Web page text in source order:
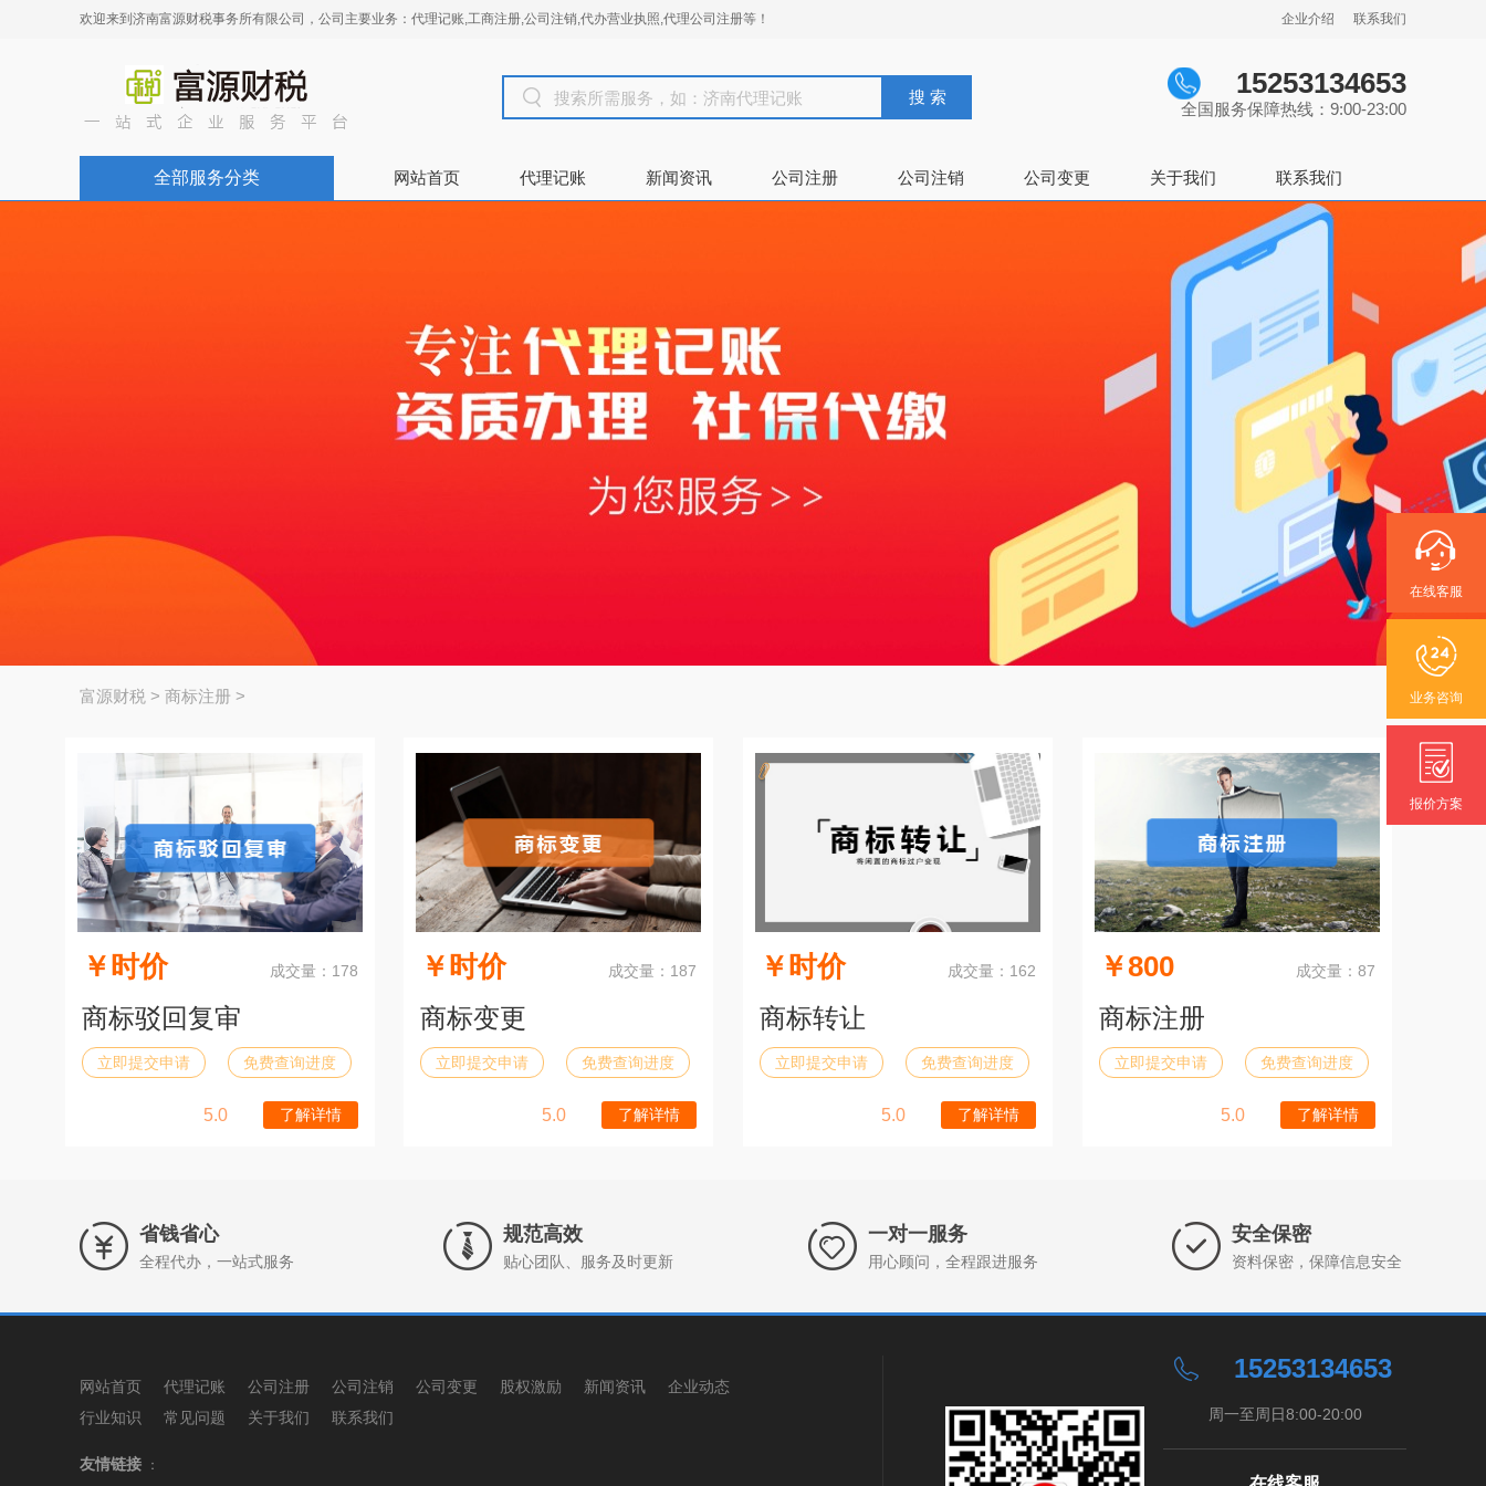
欢迎来到济南富源财税事务所有限公司，公司主要业务：代理记账,工商注册,公司注销,代办营业执照,代理公司注册等！ 企业介绍 联系我们
搜 索 15253134653
全国服务保障热线：9:00-23:00
全部服务分类 网站首页 代理记账 新闻资讯 公司注册 公司注销 公司变更 关于我们 联系我们
富源财税 > 商标注册 >
￥时价 成交量：178
商标驳回复审
立即提交申请 免费查询进度
5.0 了解详情
￥时价 成交量：187
商标变更
立即提交申请 免费查询进度
5.0 了解详情
￥时价 成交量：162
商标转让
立即提交申请 免费查询进度
5.0 了解详情
￥800 成交量：87
商标注册
立即提交申请 免费查询进度
5.0 了解详情
省钱省心
全程代办，一站式服务
规范高效
贴心团队、服务及时更新
一对一服务
用心顾问，全程跟进服务
安全保密
资料保密，保障信息安全
网站首页 代理记账 公司注册 公司注销 公司变更 股权激励 新闻资讯
企业动态
行业知识
常见问题 关于我们 联系我们
友情链接 ：
15253134653
周一至周日8:00-20:00
在线客服
业务咨询
报价方案